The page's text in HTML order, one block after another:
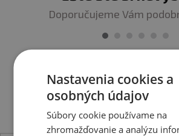
Doporučujeme Vám
Nastavenia cookies a
osobných údajov
Súbory cookie používame na
zhromažďovanie a analýzu